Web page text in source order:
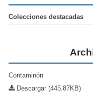
Colecciones destacadas
Contaminón
Descargar (445.87KB)